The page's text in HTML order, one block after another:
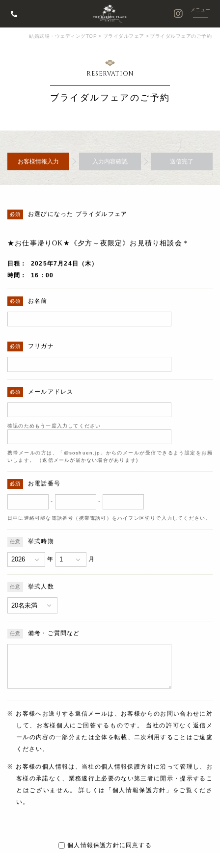
結婚式場・ウェディングTOP > ブライダルフェア > ブライダルフェアのご予約
RESERVATION
ブライダルフェアのご予約
お客様情報入力 入力内容確認 送信完了
お選びになった ブライダルフェア
★お仕事帰りOK★《夕方～夜限定》お見積り相談会＊
日程
2025年7月24日（木）
時間
16 : 00
お名前
フリガナ
メールアドレス
確認のためもう一度入力してください
携帯メールの方は、「@soshuen.jp」からのメールが受信できるよう設定をお願
いします。 （返信メールが届かない場合があります)
お電話番号
- -
日中に連絡可能な電話番号（携帯電話可）をハイフン区切りで入力してください。
挙式時期
年 月
挙式人数
備考・ご質問など
お客様へお送りする返信メールは、お客様からのお問い合わせに対
して、お客様個人にご回答するものです。 当社の許可なく返信メ
ールの内容の一部分または全体を転載、二次利用することはご遠慮
ください。
お客様の個人情報は、当社の個人情報保護方針に沿って管理し、お
客様の承諾なく、業務遂行上必要のない第三者に開示・提示するこ
とはございません。 詳しくは「個人情報保護方針」をご覧くださ
い。
個人情報保護方針に同意する